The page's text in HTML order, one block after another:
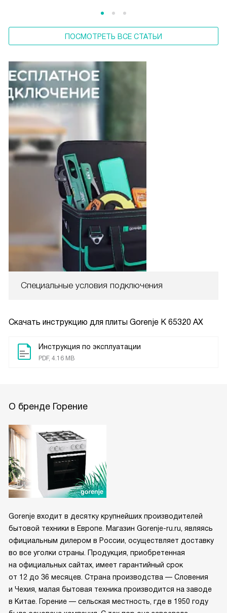
Специальные условия подключения
Скачать инструкцию для плиты Gorenje K 65320 AX
Инструкция по эксплуатации
PDF, 4.16 MB
ПОСМОТРЕТЬ ВСЕ СТАТЬИ
О бренде Горение
Gorenje входит в десятку крупнейших производителей
бытовой техники в Европе. Магазин Gorenje-ru.ru, являясь
официальным дилером в России, осуществляет доставку
во все уголки страны. Продукция, приобретенная
на официальных сайтах, имеет гарантийный срок
от 12 до 36 месяцев. Страна производства — Словения
и Чехия, малая бытовая техника производится на заводе
в Китае. Горение — сельская местность, где в 1950 году